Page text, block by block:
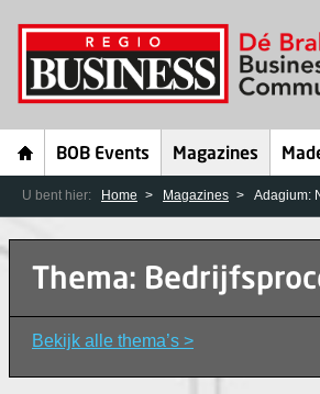
BOB Events Magazines
U bent hier: Home Magazines Adagium:
Thema:
Bekijk alle thema’s >